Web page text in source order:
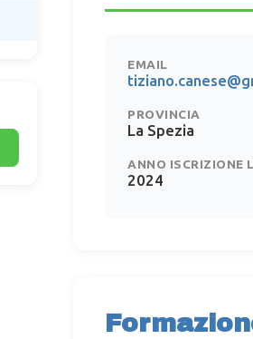
EMAIL
PROVINCIA
La Spezia
ANNO ISCRIZIONE
2024